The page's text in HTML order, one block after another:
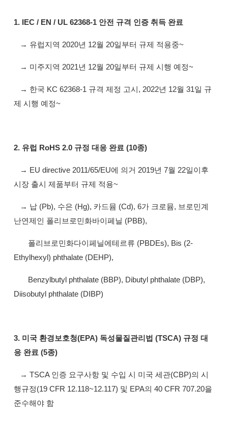
1. IEC / EN / UL 62368-1 안전 규격 인증 취득 완료
→ 유럽지역 2020년 12월 20일부터 규제 적용중~
→ 미주지역 2021년 12월 20일부터 규제 시행 예정~
→ 한국 KC 62368-1 규격 제정 고시, 2022년 12월 31일 규
제 시행 예정~
2. 유럽 RoHS 2.0 규정 대응 완료 (10종)
→ EU directive 2011/65/EU에 의거 2019년 7월 22일이후
시장 출시 제품부터 규제 적용~
→ 납 (Pb), 수은 (Hg), 카드뮴 (Cd), 6가 크로뮴, 브로민계
난연제인 폴리브로민화바이페닐 (PBB),
폴리브로민화다이페닐에테르류 (PBDEs), Bis (2-
Ethylhexyl) phthalate (DEHP),
Benzylbutyl phthalate (BBP), Dibutyl phthalate (DBP),
Diisobutyl phthalate (DIBP)
3. 미국 환경보호청(EPA) 독성물질관리법 (TSCA) 규정 대
응 완료 (5종)
→ TSCA 인증 요구사항 및 수입 시 미국 세관(CBP)의 시
행규정(19 CFR 12.118~12.117) 및 EPA의 40 CFR 707.20을
준수해야 함